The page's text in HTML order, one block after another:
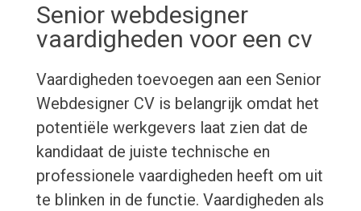
Senior webdesigner
vaardigheden voor een cv
Vaardigheden toevoegen aan een Senior
Webdesigner CV is belangrijk omdat het
potentiële werkgevers laat zien dat de
kandidaat de juiste technische en
professionele vaardigheden heeft om uit
te blinken in de functie. Vaardigheden als